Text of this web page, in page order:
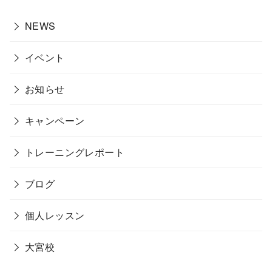
NEWS
イベント
お知らせ
キャンペーン
トレーニングレポート
ブログ
個人レッスン
大宮校